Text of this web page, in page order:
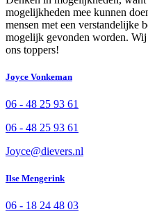
mogelijkheden mee kunnen
mensen met een verstandelijke
mogelijk gevonden worden.
ons toppers!
Joyce Vonkeman
06 - 48 25 93 61
06 - 48 25 93 61
Joyce@dievers.nl
Ilse Mengerink
06 - 18 24 48 03